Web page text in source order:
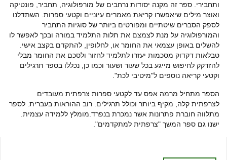
ותחבירי. ספר זה מקנה יסודות נרחבים של מורפולוגיה, תחביר, פונטיקה
ואוצר מילים שיאפשרו קריאת מאמרים עיוניים וקטעי ספרות. השתדלנו
לספק הסברים שיטתיים ומפורטים ביותר של סוגיות התחביר
והמורפולוגיה על מנת לצמצם את תלות התלמיד במורה ובכך לאפשר לו
להשלים באופן עצמאי את החומר או, לחלופין, להתקדם בקצב אישי.
טבלאות דקדוק מסכמות יעזרו לתלמיד לחזור ולסכם את החומר מבלי
להזדקק לחיפוש מייגע בכל שעור ושעור וכמו כן, נכללו בספר תרגילים
וקטעי קריאה נוספים ל"מיטיבי לכת".
הספר מתחיל מרמה אפס עד לקטעי ספרות צרפתית מעובדים
לצרפתית קלה, מקיף ביותר וכולל תרגילים . רוב ההוראות בעברית. לספר
מתלווה חוברת פתרונות אשר נמכרת בנפרד.מומלץ ללמידה עצמית.
ישנו גם ספר המשך "צרפתית למתקדמים".